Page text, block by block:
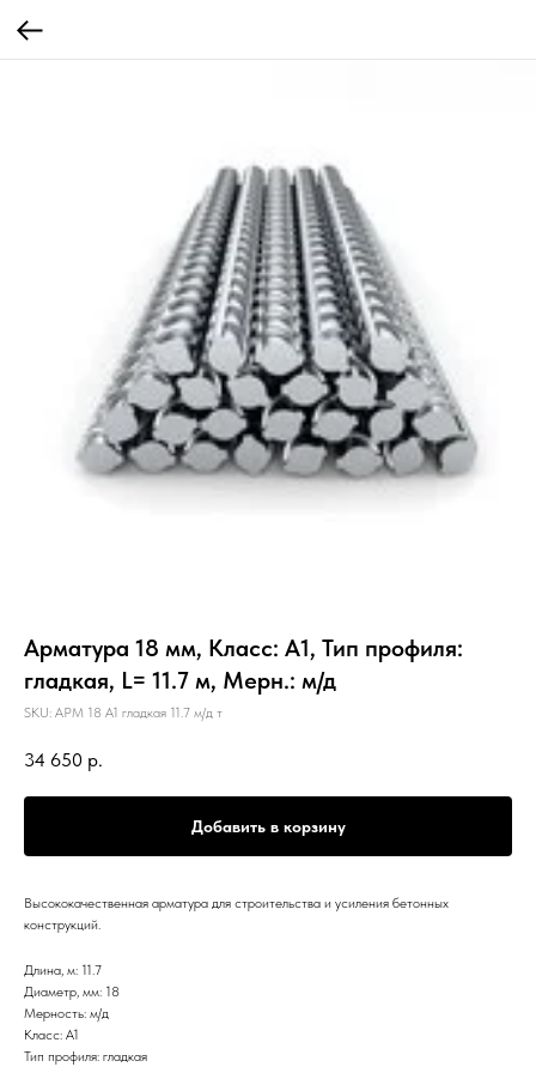
Арматура 18 мм, Класс: А1, Тип профиля:
гладкая, L= 11.7 м, Мерн.: м/д
SKU: АРМ 18 А1 гладкая 11.7 м/д т
34 650 р.
Добавить в корзину
Высококачественная арматура для строительства и усиления бетонных
конструкций.
Длина, м: 11.7
Диаметр, мм: 18
Мерность: м/д
Класс: А1
Тип профиля: гладкая